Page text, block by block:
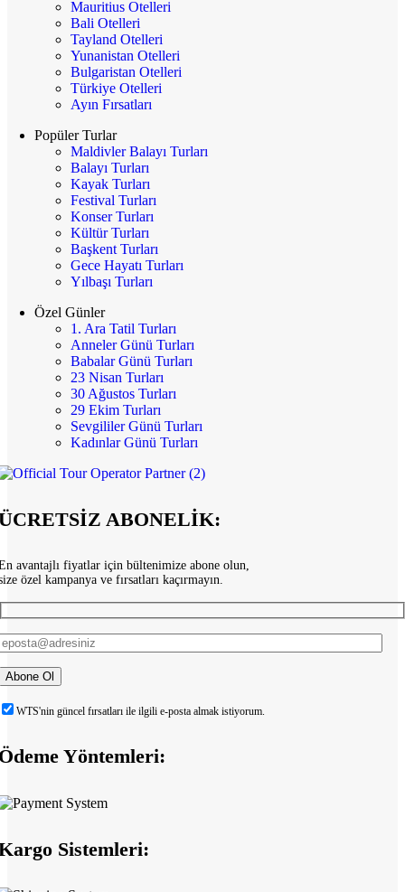
Mauritius Otelleri
Bali Otelleri
Tayland Otelleri
Yunanistan Otelleri
Bulgaristan Otelleri
Türkiye Otelleri
Ayın Fırsatları
Popüler Turlar
Maldivler Balayı Turları
Balayı Turları
Kayak Turları
Festival Turları
Konser Turları
Kültür Turları
Başkent Turları
Gece Hayatı Turları
Yılbaşı Turları
Özel Günler
1. Ara Tatil Turları
Anneler Günü Turları
Babalar Günü Turları
23 Nisan Turları
30 Ağustos Turları
29 Ekim Turları
Sevgililer Günü Turları
Kadınlar Günü Turları
ABONELİK:
avantajlı fiyatlar için bültenimize abone olun,
özel kampanya ve fırsatları kaçırmayın.
WTS'nin güncel fırsatları ile ilgili e-posta almak istiyorum.
Yöntemleri:
Sistemleri: